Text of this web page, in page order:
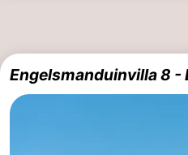
Evenementen
Praktisch
Engelsmanduinvilla 8 -